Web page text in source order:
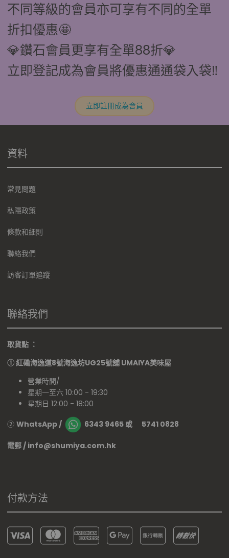
不同等級的會員亦可享有不同的全單
折扣優惠🤩
💎鑽石會員更享有全單88折💎
立即登記成為會員將優惠通通袋入袋‼️
立即註冊成為會員
資料
常見問題
私隱政策
條款和細則
聯絡我們
訪客訂單追蹤
聯絡我們
取貨點 ：
①紅磡海逸道8號海逸坊UG25號舖 UMAIYA美味屋
營業時間/
星期一至六 10:00 - 19:30
星期日 12:00 - 18:00
② WhatsApp / 6343 9465 或 5741 0828
電郵 / info@shumiya.com.hk
付款方法